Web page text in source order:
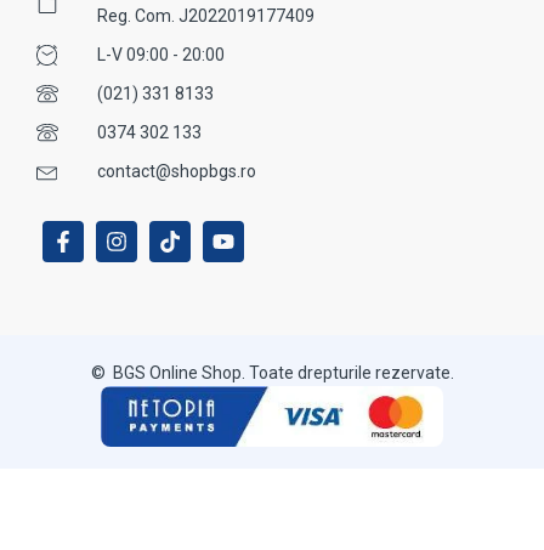
Reg. Com. J2022019177409
L-V 09:00 - 20:00
(021) 331 8133
0374 302 133
contact@shopbgs.ro
© BGS Online Shop. Toate drepturile rezervate.